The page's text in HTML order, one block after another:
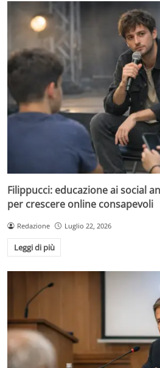
Filippucci: educazione ai social
per crescere online consapevoli
Redazione Luglio 22, 2026
Leggi di più